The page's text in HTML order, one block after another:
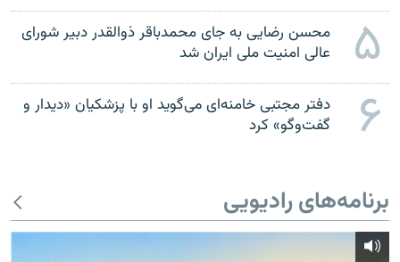
۵
محسن رضایی به جای محمدباقر ذوالقدر دبیر شورای
عالی امنیت ملی ایران شد
۶
دفتر مجتبی خامنه‌ای می‌گوید او با پزشکیان «دیدار و
گفت‌وگو» کرد
برنامه‌های رادیویی